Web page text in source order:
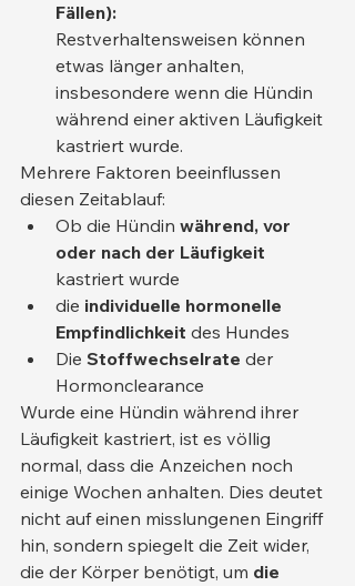
Fällen):
Restverhaltensweisen können
etwas länger anhalten,
insbesondere wenn die Hündin
während einer aktiven Läufigkeit
kastriert wurde.
Mehrere Faktoren beeinflussen
diesen Zeitablauf:
Ob die Hündin während, vor
oder nach der Läufigkeit
kastriert wurde
die individuelle hormonelle
Empfindlichkeit des Hundes
Die Stoffwechselrate der
Hormonclearance
Wurde eine Hündin während ihrer
Läufigkeit kastriert, ist es völlig
normal, dass die Anzeichen noch
einige Wochen anhalten. Dies deutet
nicht auf einen misslungenen Eingriff
hin, sondern spiegelt die Zeit wider,
die der Körper benötigt, um die